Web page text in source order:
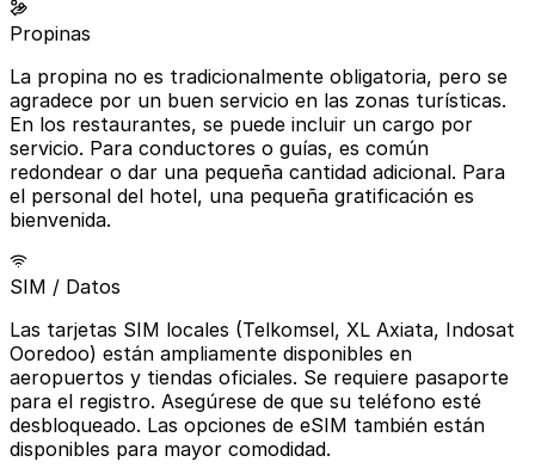
Propinas
La propina no es tradicionalmente obligatoria, pero se
agradece por un buen servicio en las zonas turísticas.
En los restaurantes, se puede incluir un cargo por
servicio. Para conductores o guías, es común
redondear o dar una pequeña cantidad adicional. Para
el personal del hotel, una pequeña gratificación es
bienvenida.
SIM / Datos
Las tarjetas SIM locales (Telkomsel, XL Axiata, Indosat
Ooredoo) están ampliamente disponibles en
aeropuertos y tiendas oficiales. Se requiere pasaporte
para el registro. Asegúrese de que su teléfono esté
desbloqueado. Las opciones de eSIM también están
disponibles para mayor comodidad.